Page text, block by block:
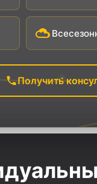
Получить